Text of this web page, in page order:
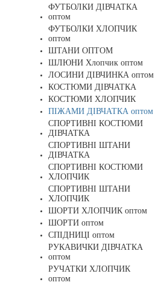
ФУТБОЛКИ ДІВЧАТКА
оптом
ФУТБОЛКИ ХЛОПЧИК
оптом
ШТАНИ ОПТОМ
ШЛЮНИ Хлопчик оптом
ЛОСИНИ ДІВЧИНКА оптом
КОСТЮМИ ДІВЧАТКА
КОСТЮМИ ХЛОПЧИК
ПІЖАМИ ДІВЧАТКА оптом
СПОРТИВНІ КОСТЮМИ
ДІВЧАТКА
СПОРТИВНІ ШТАНИ
ДІВЧАТКА
СПОРТИВНІ КОСТЮМИ
ХЛОПЧИК
СПОРТИВНІ ШТАНИ
ХЛОПЧИК
ШОРТИ ХЛОПЧИК оптом
ШОРТИ оптом
СПІДНИЦІ оптом
РУКАВИЧКИ ДІВЧАТКА
оптом
РУЧАТКИ ХЛОПЧИК
оптом